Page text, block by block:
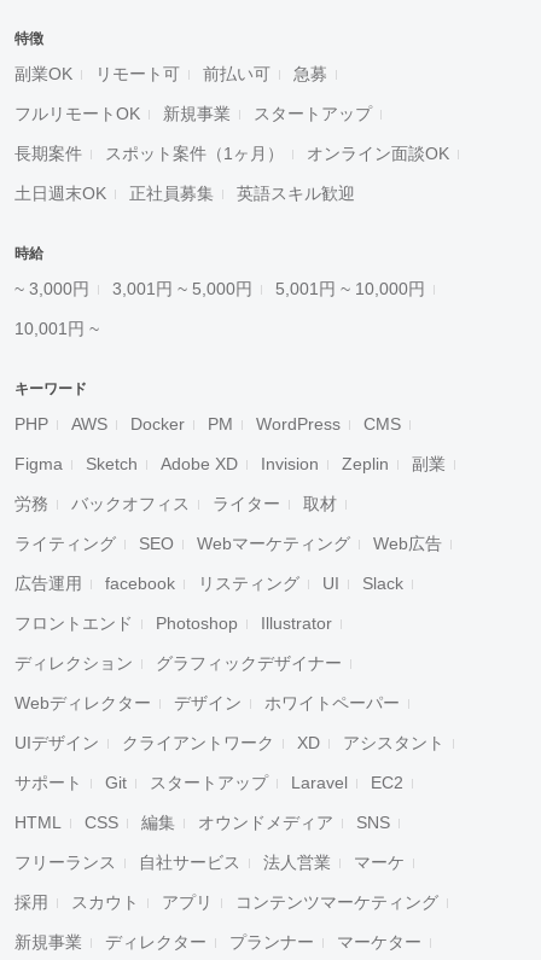
特徴
副業OK リモート可 前払い可 急募
フルリモートOK 新規事業 スタートアップ
長期案件 スポット案件（1ヶ月） オンライン面談OK
土日週末OK 正社員募集 英語スキル歓迎
時給
~ 3,000円 3,001円 ~ 5,000円 5,001円 ~ 10,000円
10,001円 ~
キーワード
PHP AWS Docker PM WordPress CMS
Figma Sketch Adobe XD Invision Zeplin 副業
労務 バックオフィス ライター 取材
ライティング SEO Webマーケティング Web広告
広告運用 facebook リスティング UI Slack
フロントエンド Photoshop Illustrator
ディレクション グラフィックデザイナー
Webディレクター デザイン ホワイトペーパー
UIデザイン クライアントワーク XD アシスタント
サポート Git スタートアップ Laravel EC2
HTML CSS 編集 オウンドメディア SNS
フリーランス 自社サービス 法人営業 マーケ
採用 スカウト アプリ コンテンツマーケティング
新規事業 ディレクター プランナー マーケター